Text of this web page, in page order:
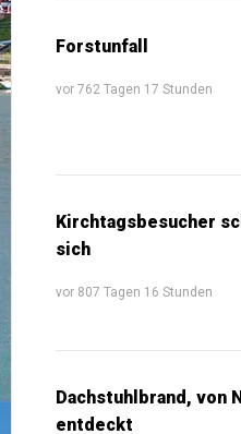
Forstunfall
vor 762 Tagen 17 Stunden
Kirchtagsbesucher
sich
vor 807 Tagen 16 Stunden
Dachstuhlbrand, von
entdeckt